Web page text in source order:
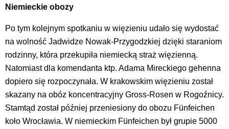
Niemieckie obozy
Po tym kolejnym spotkaniu w więzieniu udało się wydostać
na wolność Jadwidze Nowak-Przygodzkiej dzięki staraniom
rodzinny, która przekupiła niemiecką straż więzienną.
Natomiast dla komendanta ktp. Adama Mireckiego gehenna
dopiero się rozpoczynała. W krakowskim więzieniu został
skazany na obóz koncentracyjny Gross-Rosen w Rogoźnicy.
Stamtąd został później przeniesiony do obozu Fünfeichen
koło Wrocławia. W niemieckim Fünfeichen był grupie 5000